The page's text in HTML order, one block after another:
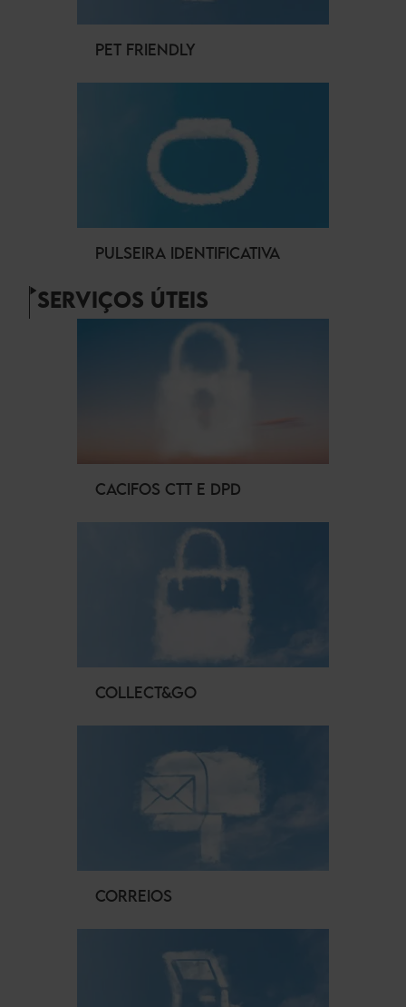
PET FRIENDLY
PULSEIRA IDENTIFICATIVA
SERVIÇOS ÚTEIS
CACIFOS CTT E DPD
COLLECT&GO
CORREIOS